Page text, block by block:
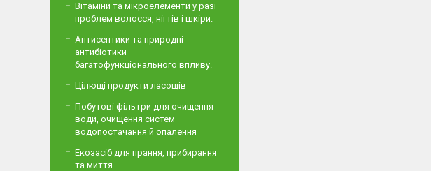
Вітаміни та мікроелементи у разі
проблем волосся, нігтів і шкіри.
Антисептики та природні
антибіотики
багатофункціонального впливу.
Цілющі продукти ласощів
Побутові фільтри для очищення
води, очищення систем
водопостачання й опалення
Екозасіб для прання, прибирання
та миття